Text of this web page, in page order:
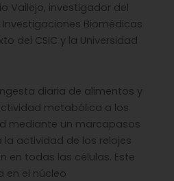
Vallejo, investigador del
Investigaciones Biomédicas
del CSIC y la Universidad
diaria de alimentos y
metabólica a los
mediante un marcapasos
actividad de los relojes
en todas las células. Este
en el núcleo